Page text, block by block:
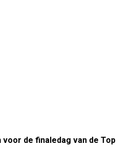
de finaledag van de Top